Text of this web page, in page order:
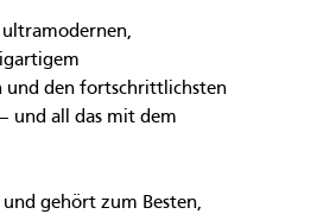
ultramodernen,
und den fortschrittlichsten
und all das mit dem
gehört zum Besten,